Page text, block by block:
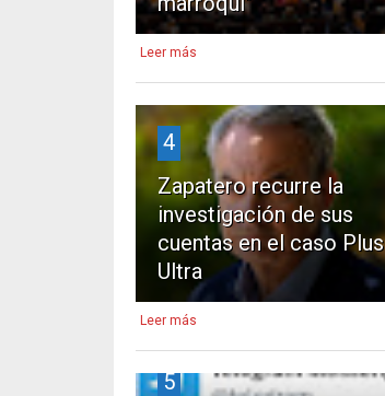
Leer más
4
Zapatero recurre la
investigación de sus
cuentas en el caso Plus
Ultra
Leer más
5